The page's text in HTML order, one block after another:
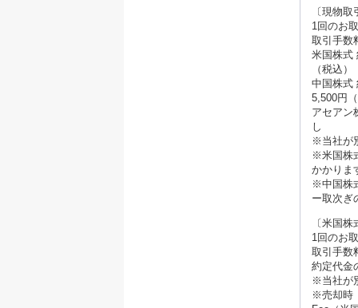
〔現物取
1回のお
取引手数
米国株式
（税込）
中国株式
5,500円
アセアン
し
※当社が
※米国株
かかりま
※中国株
ー取次ぎ
〔米国
1回のお
取引手数
約定代金
※当社が
※売却時